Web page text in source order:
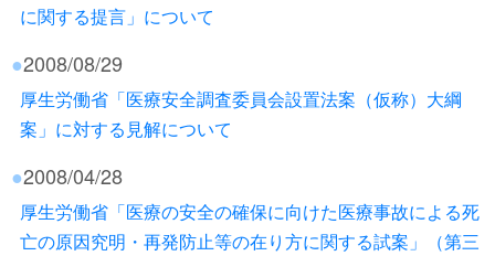
に関する提言」について
●2008/08/29
厚生労働省「医療安全調査委員会設置法案（仮称）大綱
案」に対する見解について
●2008/04/28
厚生労働省「医療の安全の確保に向けた医療事故による死
亡の原因究明・再発防止等の在り方に関する試案」（第三